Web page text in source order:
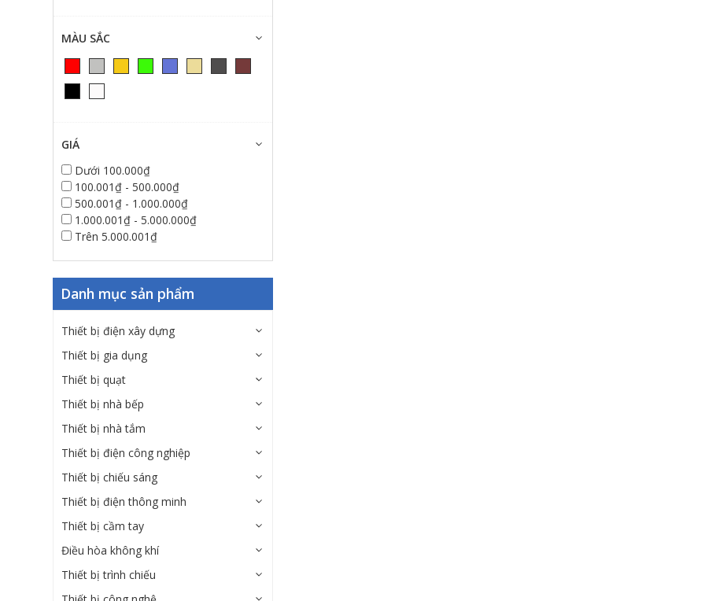
MÀU SẮC
GIÁ
Dưới 100.000₫
100.001₫ - 500.000₫
500.001₫ - 1.000.000₫
1.000.001₫ - 5.000.000₫
Trên 5.000.001₫
Danh mục sản phẩm
Thiết bị điện xây dựng
Thiết bị gia dụng
Thiết bị quạt
Thiết bị nhà bếp
Thiết bị nhà tắm
Thiết bị điện công nghiệp
Thiết bị chiếu sáng
Thiết bị điện thông minh
Thiết bị cầm tay
Điều hòa không khí
Thiết bị trình chiếu